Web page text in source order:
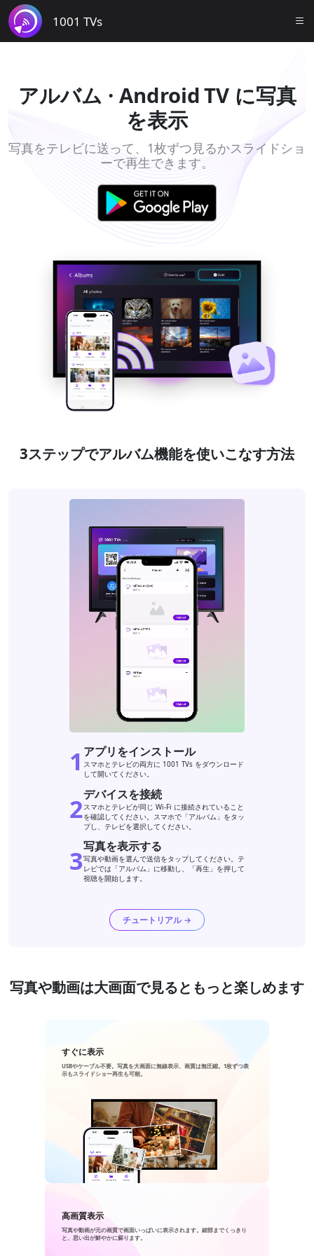
1001 TVs
アルバム · Android TV に写真
を表示
写真をテレビに送って、1枚ずつ見るかスライドショ
ーで再生できます。
3ステップでアルバム機能を使いこなす方法
1 アプリをインストール
スマホとテレビの両方に 1001 TVs をダウンロード
して開いてください。
2デバイスを接続
スマホとテレビが同じ Wi-Fi に接続されていること
を確認してください。スマホで「アルバム」をタッ
プし、テレビを選択してください。
3写真を表示する
写真や動画を選んで送信をタップしてください。テ
レビでは「アルバム」に移動し、「再生」を押して
視聴を開始します。
チュートリアル →
写真や動画は大画面で見るともっと楽しめます
すぐに表示
USBやケーブル不要。写真を大画面に無線表示、画質は無圧縮。1枚ずつ表
示もスライドショー再生も可能。
高画質表示
写真や動画が元の画質で画面いっぱいに表示されます。細部までくっきり
と、思い出が鮮やかに蘇ります。